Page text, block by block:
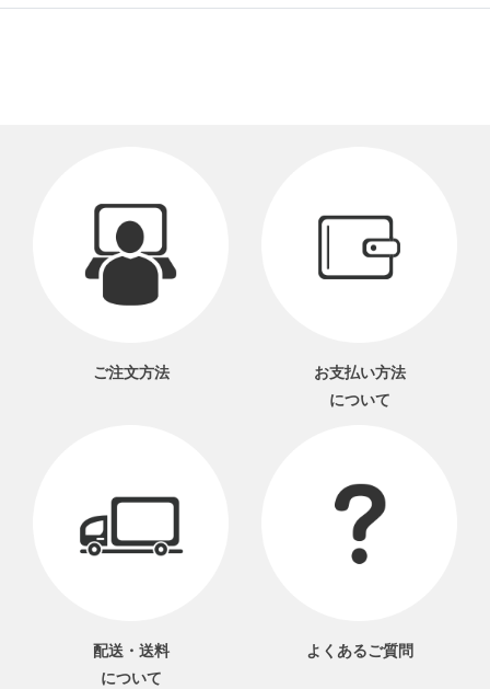
ご注文方法
お支払い方法
について
配送・送料
について
よくあるご質問